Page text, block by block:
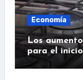
Economía
Los
para el